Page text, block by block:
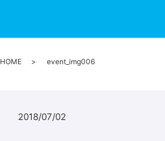
HOME event_img006
2018/07/02